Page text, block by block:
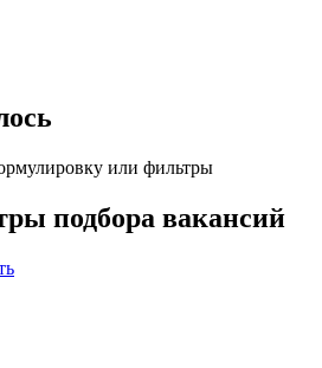
или фильтры
подбора вакансий